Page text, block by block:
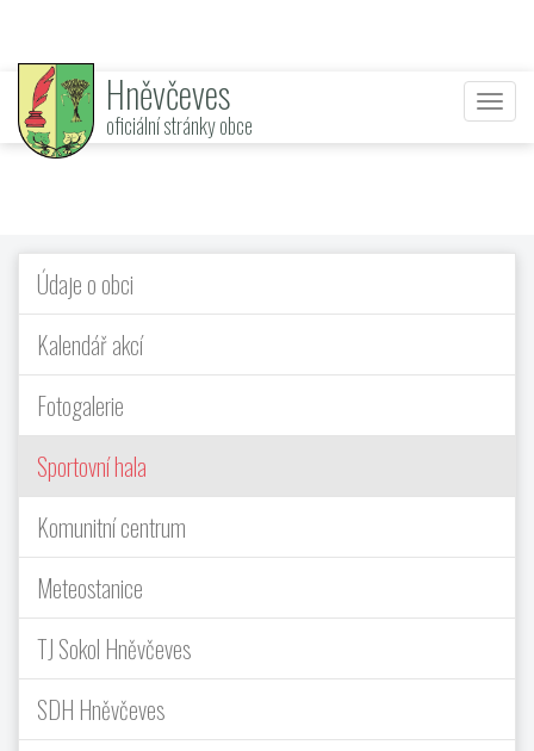
Hněvčeves
oficiální stránky obce
Údaje o obci
Kalendář akcí
Fotogalerie
Sportovní hala
Komunitní centrum
Meteostanice
TJ Sokol Hněvčeves
SDH Hněvčeves